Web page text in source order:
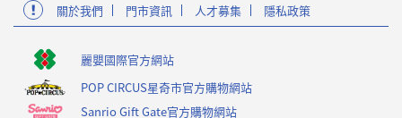
關於我們 門市資訊 人才募集 隱私政策
麗嬰國際官方網站
POP CIRCUS星奇市官方購物網站
Sanrio Gift Gate官方購物網站